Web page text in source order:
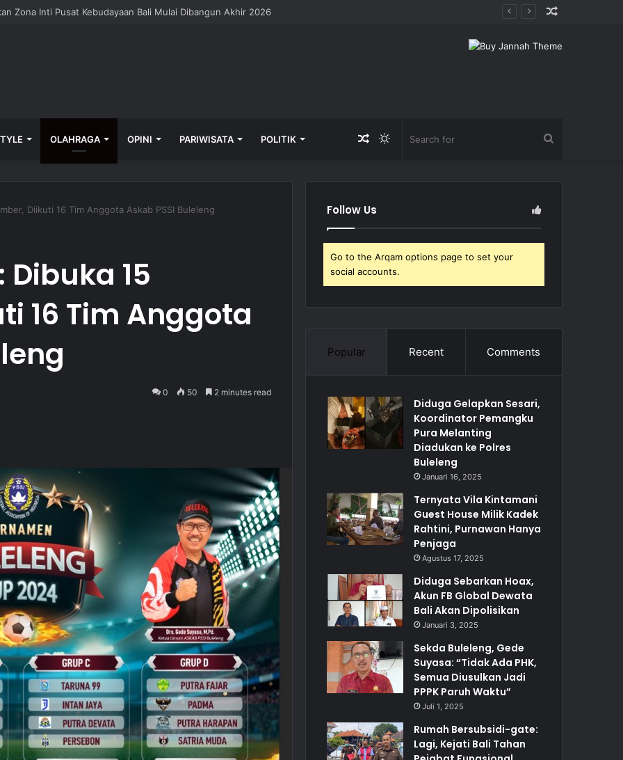
Lepas Kontingen Pramuka Bali
OLAHRAGA OPINI PARIWISATA POLITIK Switch
Random
Diikuti 16 Tim Anggota Askab PSSI Buleleng
15
16 Tim Anggota
0 50 2 minutes read
Follow Us
Go to the Arqam options page to set your
social accounts.
Popular Recent Comments
Diduga Gelapkan Sesari,
Koordinator Pemangku
Pura Melanting
Diadukan ke Polres
Buleleng
Januari 16, 2025
Ternyata Vila Kintamani
Guest House Milik Kadek
Rahtini, Purnawan Hanya
Penjaga
Agustus 17, 2025
Diduga Sebarkan Hoax,
Akun FB Global Dewata
Bali Akan Dipolisikan
Januari 3, 2025
Sekda Buleleng, Gede
Suyasa: “Tidak Ada PHK,
Semua Diusulkan Jadi
PPPK Paruh Waktu”
Juli 1, 2025
Rumah Bersubsidi-gate:
Lagi, Kejati Bali Tahan